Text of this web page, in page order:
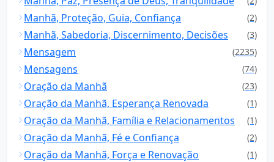
Manhã, Proteção, Guia, Confiança (2)
Manhã, Sabedoria, Discernimento, Decisões (3)
Mensagem (2235)
Mensagens (74)
Oração da Manhã (23)
Oração da Manhã, Esperança Renovada (1)
Oração da Manhã, Família e Relacionamentos (1)
Oração da Manhã, Fé e Confiança (2)
Oração da Manhã, Força e Renovação (1)